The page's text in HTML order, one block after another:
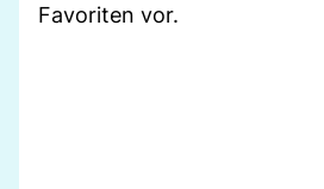
Favoriten vor.